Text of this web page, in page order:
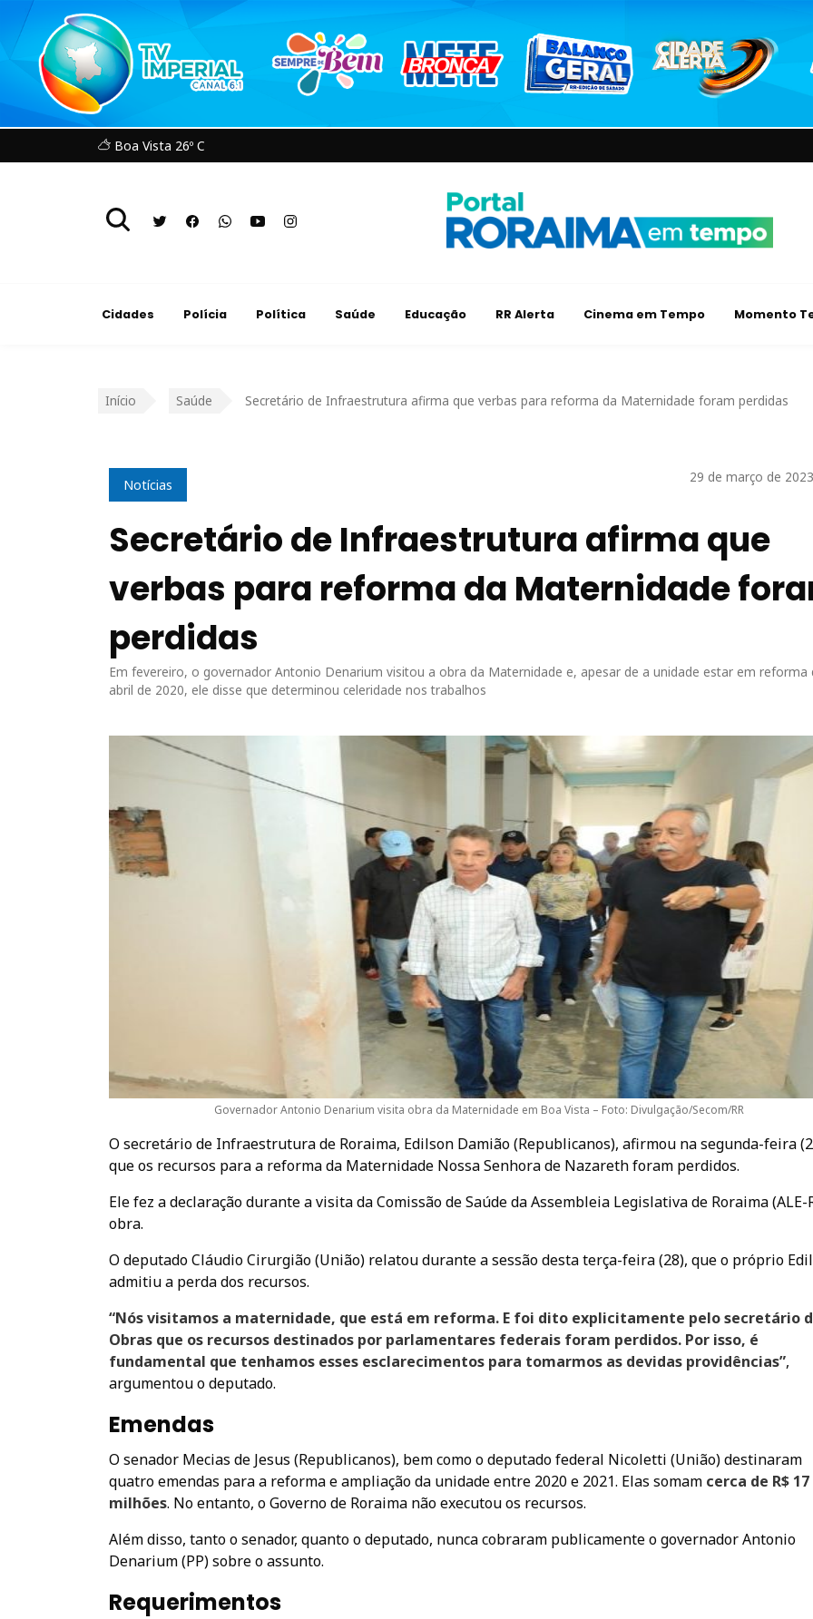
Boa Vista 26º C
Cidades Polícia Política Saúde Educação RR Alerta Cinema em Tempo Momento
Início Saúde Secretário de Infraestrutura afirma que verbas para reforma da Maternidade foram perdidas
Notícias 29 de março de
Secretário de Infraestrutura afirma que
verbas para reforma da Maternidade
perdidas
Em fevereiro, o governador Antonio Denarium visitou a obra da Maternidade e, apesar de a unidade estar em reforma
abril de 2020, ele disse que determinou celeridade nos trabalhos
Governador Antonio Denarium visita obra da Maternidade em Boa Vista – Foto: Divulgação/Secom/RR
O secretário de Infraestrutura de Roraima, Edilson Damião (Republicanos), afirmou na segunda-feira
que os recursos para a reforma da Maternidade Nossa Senhora de Nazareth foram perdidos.
Ele fez a declaração durante a visita da Comissão de Saúde da Assembleia Legislativa de Roraima (ALE-
obra.
O deputado Cláudio Cirurgião (União) relatou durante a sessão desta terça-feira (28), que o próprio
admitiu a perda dos recursos.
“Nós visitamos a maternidade, que está em reforma. E foi dito explicitamente pelo secretário
Obras que os recursos destinados por parlamentares federais foram perdidos. Por isso, é
fundamental que tenhamos esses esclarecimentos para tomarmos as devidas providências”,
argumentou o deputado.
Emendas
O senador Mecias de Jesus (Republicanos), bem como o deputado federal Nicoletti (União) destinaram
quatro emendas para a reforma e ampliação da unidade entre 2020 e 2021. Elas somam cerca de R$ 17
milhões. No entanto, o Governo de Roraima não executou os recursos.
Além disso, tanto o senador, quanto o deputado, nunca cobraram publicamente o governador Antonio
Denarium (PP) sobre o assunto.
Requerimentos